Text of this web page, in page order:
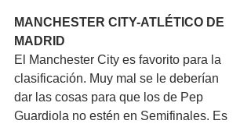
MANCHESTER CITY-ATLÉTICO DE
MADRID
El Manchester City es favorito para la
clasificación. Muy mal se le deberían
dar las cosas para que los de Pep
Guardiola no estén en Semifinales. Es